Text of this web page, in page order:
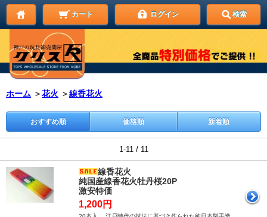
カート ログイン 検索
ホーム ＞花火 ＞線香花火
おすすめ順 価格順 新着順
1-11 / 11
線香花火
純国産線香花火牡丹桜20P
激安特価
1,200円